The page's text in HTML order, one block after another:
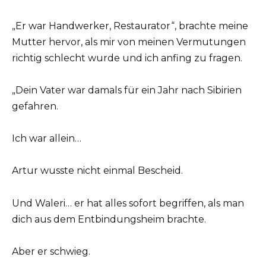
„Er war Handwerker, Restaurator“, brachte meine
Mutter hervor, als mir von meinen Vermutungen
richtig schlecht wurde und ich anfing zu fragen.
„Dein Vater war damals für ein Jahr nach Sibirien
gefahren.
Ich war allein…
Artur wusste nicht einmal Bescheid.
Und Waleri… er hat alles sofort begriffen, als man
dich aus dem Entbindungsheim brachte.
Aber er schwieg.